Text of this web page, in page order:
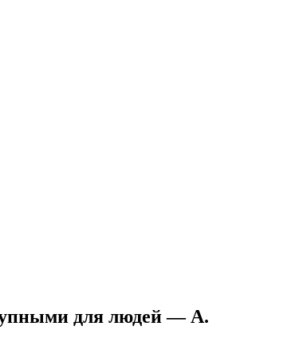
для людей — А.